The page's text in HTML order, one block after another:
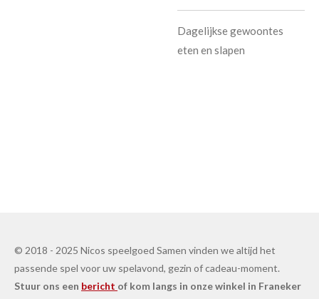
Dagelijkse gewoontes
eten en slapen
© 2018 - 2025 Nicos speelgoed Samen vinden we altijd het
passende spel voor uw spelavond, gezin of cadeau-moment.
Stuur ons een bericht of kom langs in onze winkel in Franeker